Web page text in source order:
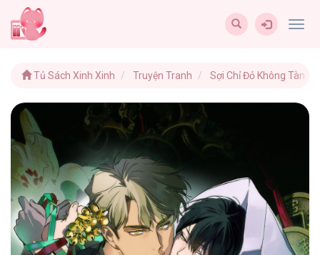
Tủ Sách Xinh Xinh Truyện Tranh Sợi Chỉ Đỏ Không Tàn